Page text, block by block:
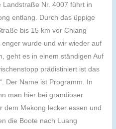
Nr. 4007 führt in
entlang. Durch das üppige
bis 15 km vor Chiang
wurde und wir wieder auf
geht es in einem ständigen Auf
prädistiniert ist das
Der Name ist Programm. In
man hier bei grandioser
dem Mekong lecker essen und
die Boote nach Luang